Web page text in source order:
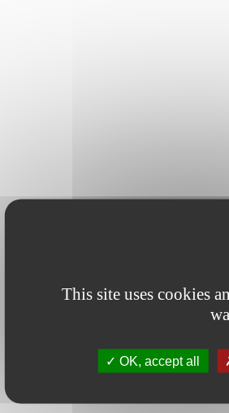
This site uses cookies
OK, accept all